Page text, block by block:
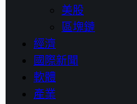
美股
區塊鏈
經濟
國際新聞
軟體
產業